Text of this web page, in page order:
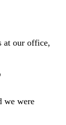
at our office,
we were